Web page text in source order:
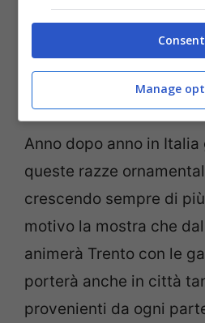
famose attrici
Spelling o Ellen
Anno dopo anno in
queste razze
crescendo sempre di
motivo la mostra che
animerà Trento con le
porterà anche in città
provenienti da ogni
Consent
Manage